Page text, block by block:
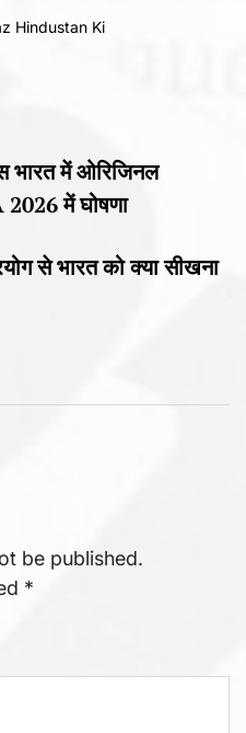
Hindustan Ki
में ओरिजिनल
2026 में घोषणा
से भारत को क्या सीखना
be published.
*